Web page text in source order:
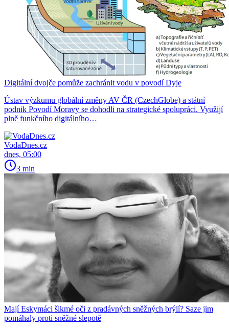
Digitální dvojče pomůže zachránit vodu v povodí Dyje
Ústav výzkumu globální změny AV ČR (CzechGlobe) a státní
podnik Povodí Moravy se dohodli na strategické spolupráci. Využijí
plně funkčního digitálního…
VodaDnes.cz
dnes, 05:00
3 min
Mají Eskymáci šikmé oči z pradávných sněžných brýlí? Saze jim
pomáhaly proti sněžné slepotě